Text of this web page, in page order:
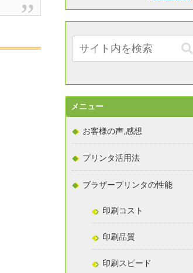
メニュー
お客様の声,感想
プリンタ活用法
ブラザープリンタの性能
印刷コスト
印刷品質
印刷スピード